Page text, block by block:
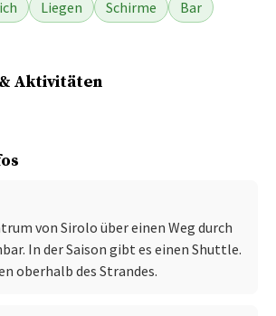
Liegen Schirme
Bar
Aktivitäten
von Sirolo über einen Weg durch
In der Saison gibt es einen Shuttle.
oberhalb des Strandes.